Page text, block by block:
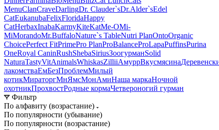
MenuClanCraveDarlingDr. Clauder`sDr.Alder`sEdel
CatEukanubaFelixFloridaHappy
CatHerbaxInabaKarmyKiteKatMe-OMi-
МiMorandoMr.BuffaloNature`s TableNutri PlanOntoOrganic
СhoicePerfect FitPrimePro PlanProBalanceProLapaPuffinsPurina
OneRoyal CaninRushShebaSiriusЗоогурманSolid
NaturaTastyVitAnimalsWhiskasZilliiАмуррВкусмясина
лакомстваЕмБезПроблемМилый
котикМираторгМнЯмсМонАмиНаша маркаНочной
охотникПрохвостРодные кормаЧетвероногий гурман
Фильтр
По алфавиту (возрастание)
По популярности (убывание)
По популярности (возрастание)